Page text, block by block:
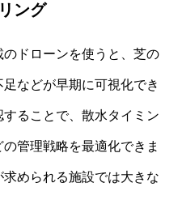
ング
ドローンを使うと、芝の
などが早期に可視化でき
ることで、散水タイミン
管理戦略を最適化できま
められる施設では大きな